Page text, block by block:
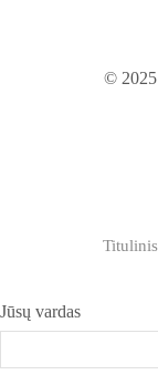
© 2025
Titulinis
Jūsų vardas